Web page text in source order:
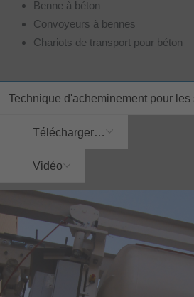
Benne à béton
Convoyeurs à bennes
Chariots de transport pour béton
Technique d'acheminement pour les
Télécharger…
Vidéo